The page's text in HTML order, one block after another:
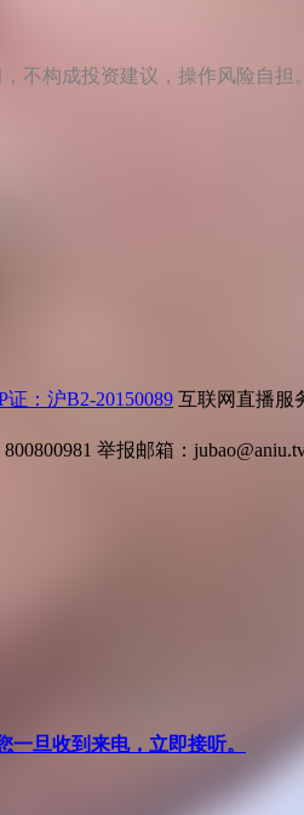
不构成投资建议，操作风险自担
证：沪B2-20150089 互联网直播服
举报邮箱：
旦收到来电，立即接听。